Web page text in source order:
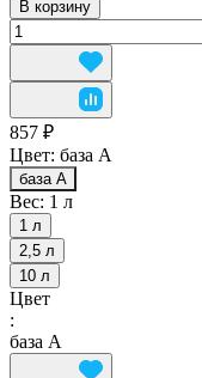
В корзину
857 ₽
Цвет: база А
база А
Вес: 1 л
1 л
2,5 л
10 л
Цвет
:
база А